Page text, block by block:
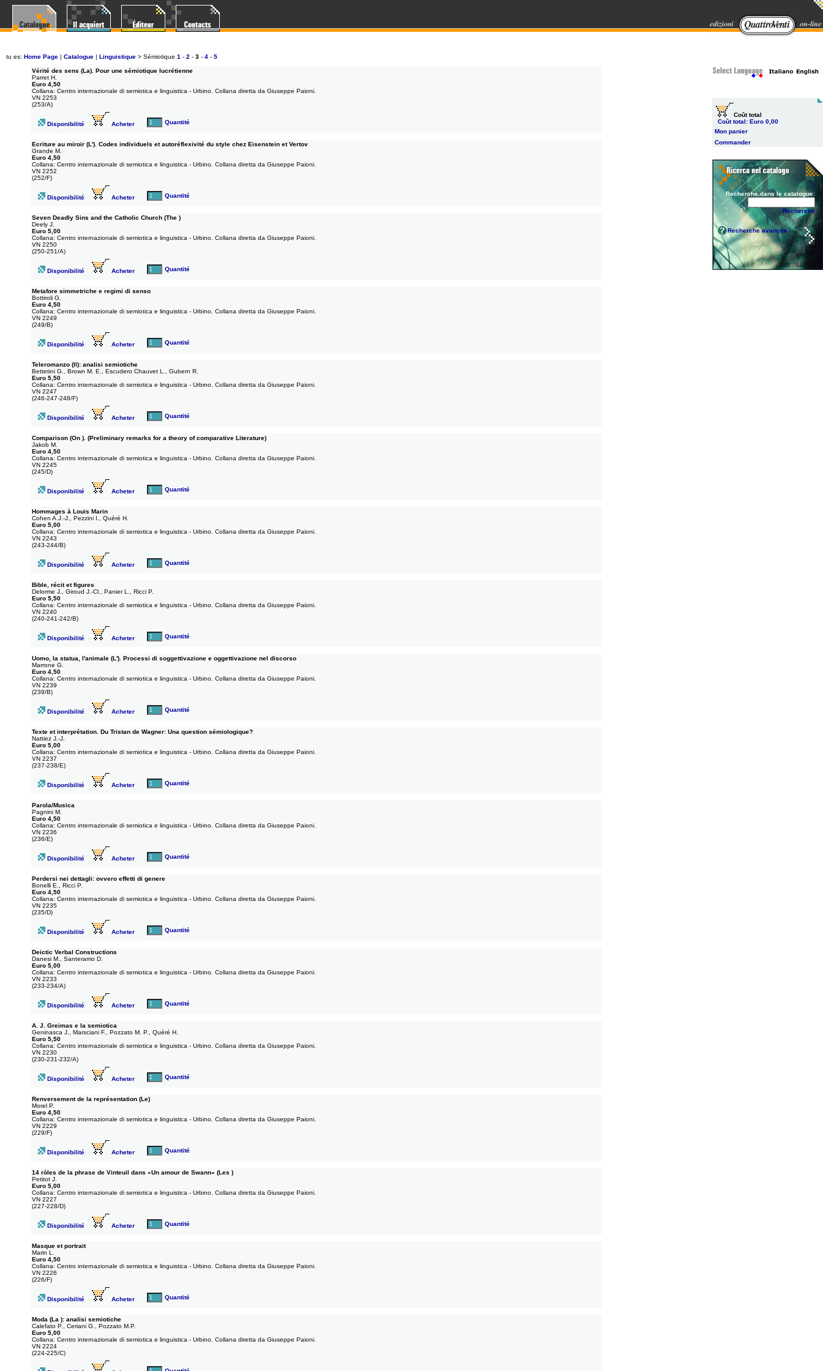
tu es: Home Page | Catalogue | Linguistique > Sémiotique 1 - 2 - 3 - 4 - 5
Vérité des sens (La). Pour une sémiotique lucrétienne
Parret H.
Euro 4,50
Collana: Centro internazionale di semiotica e linguistica - Urbino. Collana diretta da Giuseppe Paioni.
VN 2253
(253/A)
Disponibilité Acheter Quantité
Ecriture au miroir (L'). Codes individuels et autoréflexivité du style chez Eisenstein et Vertov
Grande M.
Euro 4,50
Collana: Centro internazionale di semiotica e linguistica - Urbino. Collana diretta da Giuseppe Paioni.
VN 2252
(252/F)
Disponibilité Acheter Quantité
Seven Deadly Sins and the Catholic Church (The )
Deely J.
Euro 5,00
Collana: Centro internazionale di semiotica e linguistica - Urbino. Collana diretta da Giuseppe Paioni.
VN 2250
(250-251/A)
Disponibilité Acheter Quantité
Metafore simmetriche e regimi di senso
Bottiroli G.
Euro 4,50
Collana: Centro internazionale di semiotica e linguistica - Urbino. Collana diretta da Giuseppe Paioni.
VN 2249
(249/B)
Disponibilité Acheter Quantité
Teleromanzo (Il): analisi semiotiche
Bettetini G., Brown M. E., Escudero Chauvet L., Gubern R.
Euro 5,50
Collana: Centro internazionale di semiotica e linguistica - Urbino. Collana diretta da Giuseppe Paioni.
VN 2247
(246-247-248/F)
Disponibilité Acheter Quantité
Comparison (On ). (Preliminary remarks for a theory of comparative Literature)
Jakob M.
Euro 4,50
Collana: Centro internazionale di semiotica e linguistica - Urbino. Collana diretta da Giuseppe Paioni.
VN 2245
(245/D)
Disponibilité Acheter Quantité
Hommages à Louis Marin
Cohen A.J.-J., Pezzini I., Quéré H.
Euro 5,00
Collana: Centro internazionale di semiotica e linguistica - Urbino. Collana diretta da Giuseppe Paioni.
VN 2243
(243-244/B)
Disponibilité Acheter Quantité
Bible, récit et figures
Delorme J., Giroud J.-Cl., Panier L., Ricci P.
Euro 5,50
Collana: Centro internazionale di semiotica e linguistica - Urbino. Collana diretta da Giuseppe Paioni.
VN 2240
(240-241-242/B)
Disponibilité Acheter Quantité
Uomo, la statua, l'animale (L'). Processi di soggettivazione e oggettivazione nel discorso
Marrone G.
Euro 4,50
Collana: Centro internazionale di semiotica e linguistica - Urbino. Collana diretta da Giuseppe Paioni.
VN 2239
(239/B)
Disponibilité Acheter Quantité
Texte et interprétation. Du Tristan de Wagner: Una question sémiologique?
Nattiez J.-J.
Euro 5,00
Collana: Centro internazionale di semiotica e linguistica - Urbino. Collana diretta da Giuseppe Paioni.
VN 2237
(237-238/E)
Disponibilité Acheter Quantité
Parola/Musica
Pagnini M.
Euro 4,50
Collana: Centro internazionale di semiotica e linguistica - Urbino. Collana diretta da Giuseppe Paioni.
VN 2236
(236/E)
Disponibilité Acheter Quantité
Perdersi nei dettagli: ovvero effetti di genere
Bonelli E., Ricci P.
Euro 4,50
Collana: Centro internazionale di semiotica e linguistica - Urbino. Collana diretta da Giuseppe Paioni.
VN 2235
(235/D)
Disponibilité Acheter Quantité
Deictic Verbal Constructions
Danesi M., Santeramo D.
Euro 5,00
Collana: Centro internazionale di semiotica e linguistica - Urbino. Collana diretta da Giuseppe Paioni.
VN 2233
(233-234/A)
Disponibilité Acheter Quantité
A. J. Greimas e la semiotica
Geninasca J., Marsciani F., Pozzato M. P., Quéré H.
Euro 5,50
Collana: Centro internazionale di semiotica e linguistica - Urbino. Collana diretta da Giuseppe Paioni.
VN 2230
(230-231-232/A)
Disponibilité Acheter Quantité
Renversement de la représentation (Le)
Morel P.
Euro 4,50
Collana: Centro internazionale di semiotica e linguistica - Urbino. Collana diretta da Giuseppe Paioni.
VN 2229
(229/F)
Disponibilité Acheter Quantité
14 ròles de la phrase de Vinteuil dans «Un amour de Swann» (Les )
Petitot J.
Euro 5,00
Collana: Centro internazionale di semiotica e linguistica - Urbino. Collana diretta da Giuseppe Paioni.
VN 2227
(227-228/D)
Disponibilité Acheter Quantité
Masque et portrait
Marin L.
Euro 4,50
Collana: Centro internazionale di semiotica e linguistica - Urbino. Collana diretta da Giuseppe Paioni.
VN 2226
(226/F)
Disponibilité Acheter Quantité
Moda (La ): analisi semiotiche
Calefato P., Ceriani G., Pozzato M.P.
Euro 5,00
Collana: Centro internazionale di semiotica e linguistica - Urbino. Collana diretta da Giuseppe Paioni.
VN 2224
(224-225/C)
Coût total
Coût total: Euro 0,00
Mon panier
Commander
Recherche dans le catalogue:
Recherche
Recherche avançée